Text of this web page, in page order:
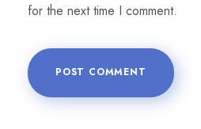
for the next time I comment.